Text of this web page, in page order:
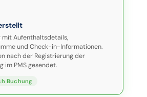
mit Aufenthaltsdetails,
und Check-in-Informationen.
nach der Registrierung der
im PMS gesendet.
Buchung